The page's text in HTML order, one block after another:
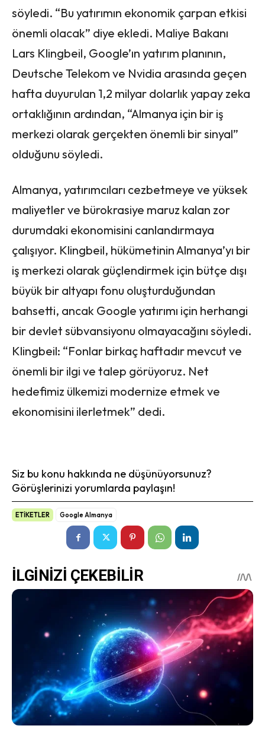
söyledi. “Bu yatırımın ekonomik çarpan etkisi
önemli olacak” diye ekledi. Maliye Bakanı
Lars Klingbeil, Google’ın yatırım planının,
Deutsche Telekom ve Nvidia arasında geçen
hafta duyurulan 1,2 milyar dolarlık yapay zeka
ortaklığının ardından, “Almanya için bir iş
merkezi olarak gerçekten önemli bir sinyal”
olduğunu söyledi.
Almanya, yatırımcıları cezbetmeye ve yüksek
maliyetler ve bürokrasiye maruz kalan zor
durumdaki ekonomisini canlandırmaya
çalışıyor. Klingbeil, hükümetinin Almanya’yı bir
iş merkezi olarak güçlendirmek için bütçe dışı
büyük bir altyapı fonu oluşturduğundan
bahsetti, ancak Google yatırımı için herhangi
bir devlet sübvansiyonu olmayacağını söyledi.
Klingbeil: “Fonlar birkaç haftadır mevcut ve
önemli bir ilgi ve talep görüyoruz. Net
hedefimiz ülkemizi modernize etmek ve
ekonomisini ilerletmek” dedi.
Siz bu konu hakkında ne düşünüyorsunuz?
Görüşlerinizi yorumlarda paylaşın!
ETİKETLER Google Almanya